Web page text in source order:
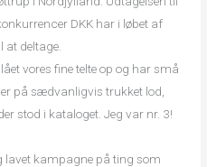
DKK har i løbet af
at deltage.
vores fine telte op og har små
på sædvanligvis trukket lod,
stod i kataloget. Jeg var nr. 3!
lavet kampagne på ting som